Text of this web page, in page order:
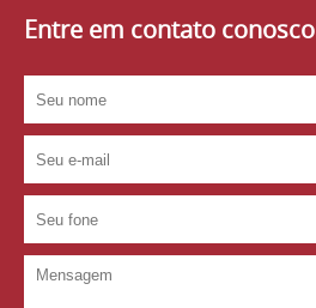
Entre em contato conosco